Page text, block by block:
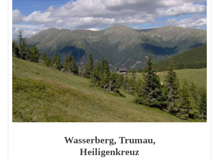
Wasserberg, Trumau,
Heiligenkreuz